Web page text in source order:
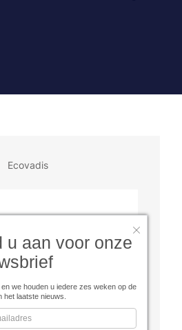
Ecovadis
u aan voor onze
en we houden u iedere zes weken op de
het laatste nieuws.